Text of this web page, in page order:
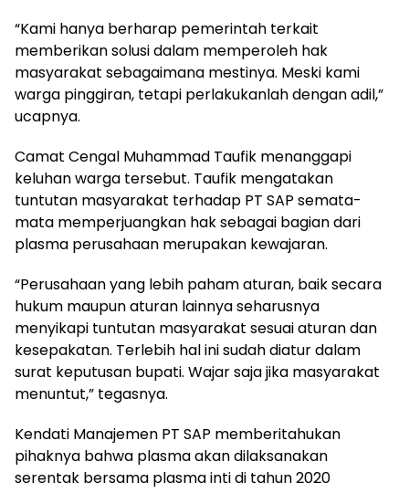
“Kami hanya berharap pemerintah terkait
memberikan solusi dalam memperoleh hak
masyarakat sebagaimana mestinya. Meski kami
warga pinggiran, tetapi perlakukanlah dengan adil,”
ucapnya.
Camat Cengal Muhammad Taufik menanggapi
keluhan warga tersebut. Taufik mengatakan
tuntutan masyarakat terhadap PT SAP semata-
mata memperjuangkan hak sebagai bagian dari
plasma perusahaan merupakan kewajaran.
“Perusahaan yang lebih paham aturan, baik secara
hukum maupun aturan lainnya seharusnya
menyikapi tuntutan masyarakat sesuai aturan dan
kesepakatan. Terlebih hal ini sudah diatur dalam
surat keputusan bupati. Wajar saja jika masyarakat
menuntut,” tegasnya.
Kendati Manajemen PT SAP memberitahukan
pihaknya bahwa plasma akan dilaksanakan
serentak bersama plasma inti di tahun 2020